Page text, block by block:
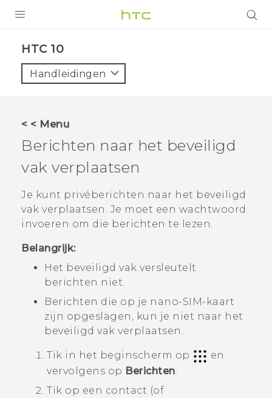
VIVE
AANBIEDINGEN
HTC Club
SUPPORT
HTC-apparaten & -accessoires
VIVERSE
Aanmelden
HTC 10‎
Handleidingen
< < Menu
Berichten naar het beveiligd
vak verplaatsen
Je kunt privéberichten naar het beveiligd
vak verplaatsen. Je moet een wachtwoord
invoeren om die berichten te lezen.
Belangrijk:
Het beveiligd vak versleutelt
berichten niet.
Berichten die op je nano-SIM -kaart
zijn opgeslagen, kun je niet naar het
beveiligd vak verplaatsen.
Tik in het beginscherm op
en
vervolgens op Berichten
Tik op een contact (of